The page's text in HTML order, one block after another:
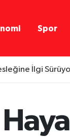
Spor
İlgi